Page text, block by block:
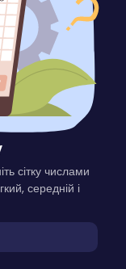
сітку числами
середній і